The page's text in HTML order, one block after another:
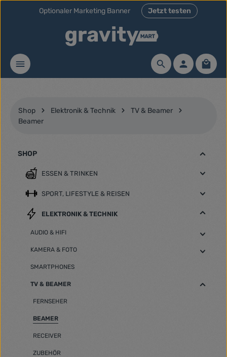
Zum Hauptinhalt springen
Optionaler Marketing Banner Jetzt testen
Shop Elektronik & Technik
TV & Beamer
Beamer
SHOP
ESSEN & TRINKEN
SPORT, LIFESTYLE & REISEN
ELEKTRONIK & TECHNIK
AUDIO & HIFI
KAMERA & FOTO
SMARTPHONES
TV & BEAMER
FERNSEHER
BEAMER
RECEIVER
ZUBEHÖR